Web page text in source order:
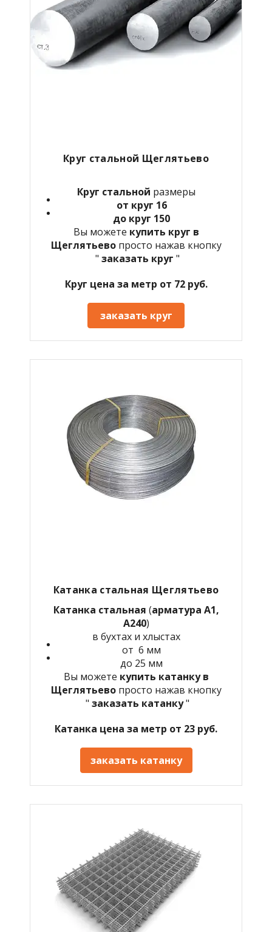
Круг стальной Щеглятьево
Круг стальной размеры
от круг 16
до круг 150
Вы можете купить круг в
Щеглятьево просто нажав кнопку
" заказать круг "
Круг цена за метр от 72 руб.
заказать круг
Катанка стальная Щеглятьево
Катанка стальная (арматура А1,
А240)
в бухтах и хлыстах
от 6 мм
до 25 мм
Вы можете купить катанку в
Щеглятьево просто нажав кнопку
" заказать катанку"
Катанка цена за метр от 23 руб.
заказать катанку